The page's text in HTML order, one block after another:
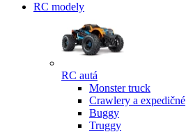
RC modely
RC autá
Monster truck
Crawlery a expedičné
Buggy
Truggy